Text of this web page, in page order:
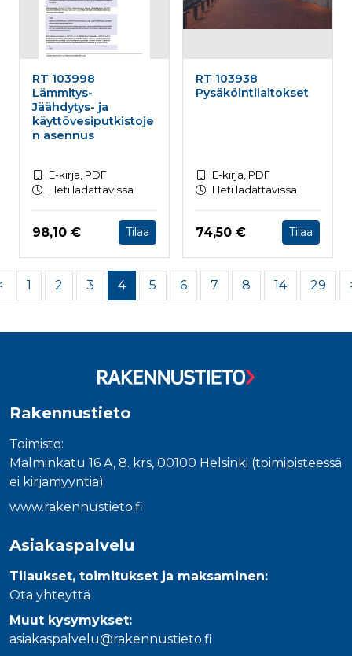
RT 103998
Lämmitys-
Jäähdytys- ja
käyttövesiputkistoje
n asennus
E-kirja, PDF
Heti ladattavissa
Hinta nyt
98,10 € Tilaa
RT 103938
Pysäköintilaitokset
E-kirja, PDF
Heti ladattavissa
Hinta nyt
74,50 € Tilaa
1 2 3 4 5 6 7 8 14 29
Rakennustieto
Toimisto:
Malminkatu 16 A, 8. krs, 00100 Helsinki (toimipisteessä
ei kirjamyyntiä)
www.rakennustieto.fi
Asiakaspalvelu
Tilaukset, toimitukset ja maksaminen:
Ota yhteyttä
Muut kysymykset:
asiakaspalvelu@rakennustieto.fi